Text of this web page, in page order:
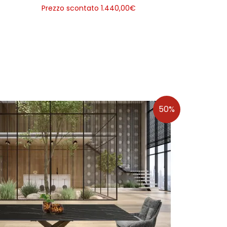
Prezzo scontato 1.440,00€
50%